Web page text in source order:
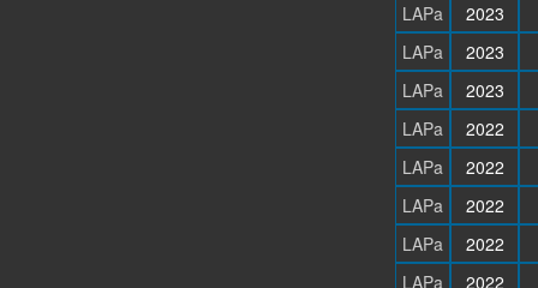
LAPa
2023
LAPa
2023
LAPa
2023
LAPa
2022
LAPa
2022
LAPa
2022
LAPa
2022
LAPa
2022